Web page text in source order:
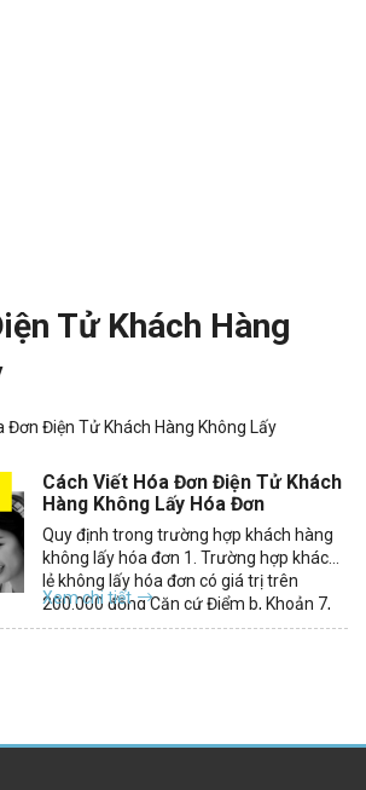
Tử Khách Hàng
Đơn Điện Tử Khách Hàng Không Lấy
Cách Viết Hóa Đơn Điện Tử Khách
Hàng Không Lấy Hóa Đơn
Quy định trong trường hợp khách hàng
không lấy hóa đơn 1. Trường hợp khách
lẻ không lấy hóa đơn có giá trị trên
200.000 đồng Căn cứ Điểm b, Khoản 7,
Điều 3, Thông tư 26/2015/TT-BTC của
Xem chi tiết